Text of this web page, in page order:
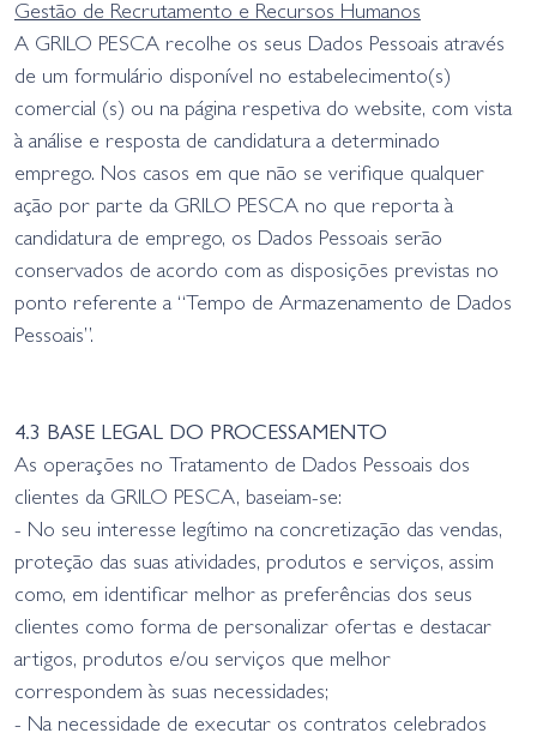
Gestão de Recrutamento e Recursos Humanos
A GRILO PESCA recolhe os seus Dados Pessoais através
de um formulário disponível no estabelecimento(s)
comercial (s) ou na página respetiva do website, com vista
à análise e resposta de candidatura a determinado
emprego. Nos casos em que não se verifique qualquer
ação por parte da GRILO PESCA no que reporta à
candidatura de emprego, os Dados Pessoais serão
conservados de acordo com as disposições previstas no
ponto referente a “Tempo de Armazenamento de Dados
Pessoais”.
4.3 BASE LEGAL DO PROCESSAMENTO
As operações no Tratamento de Dados Pessoais dos
clientes da GRILO PESCA, baseiam-se:
- No seu interesse legítimo na concretização das vendas,
proteção das suas atividades, produtos e serviços, assim
como, em identificar melhor as preferências dos seus
clientes como forma de personalizar ofertas e destacar
artigos, produtos e/ou serviços que melhor
correspondem às suas necessidades;
- Na necessidade de executar os contratos celebrados